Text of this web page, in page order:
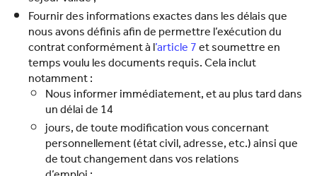
Fournir des informations exactes dans les délais que
nous avons définis afin de permettre l’exécution du
contrat conformément à l’article 7et soumettre en
temps voulu les documents requis. Cela inclut
notamment :
Nous informer immédiatement, et au plus tard dans
un délai de 14
jours, de toute modification vous concernant
personnellement (état civil, adresse, etc.) ainsi que
de tout changement dans vos relations